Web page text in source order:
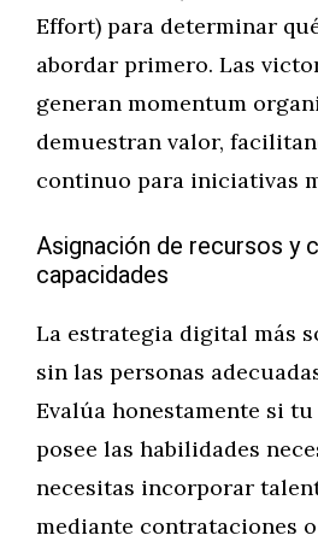
Effort) para determinar
abordar primero. Las
generan momentum
demuestran valor,
continuo para iniciativas
Asignación de recursos y
capacidades
La estrategia digital más
sin las personas
Evalúa honestamente si
posee las habilidades
necesitas incorporar
mediante contrataciones